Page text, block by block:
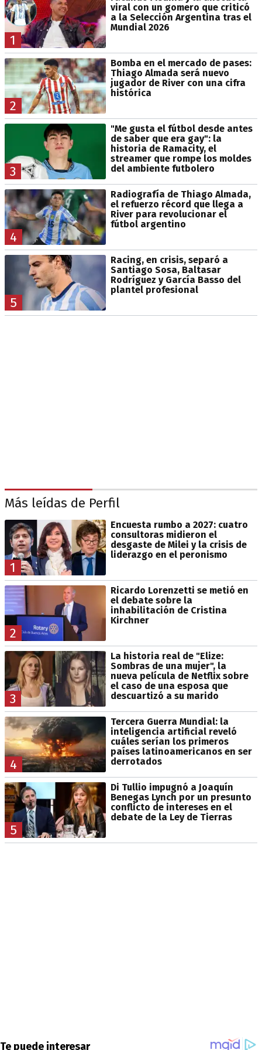
1
viral con un gomero que criticó
a la Selección Argentina tras el
Mundial 2026
2
Bomba en el mercado de pases:
Thiago Almada será nuevo
jugador de River con una cifra
histórica
3
"Me gusta el fútbol desde antes
de saber que era gay": la
historia de Ramacity, el
streamer que rompe los moldes
del ambiente futbolero
4
Radiografía de Thiago Almada,
el refuerzo récord que llega a
River para revolucionar el
fútbol argentino
5
Racing, en crisis, separó a
Santiago Sosa, Baltasar
Rodríguez y García Basso del
plantel profesional
Más leídas de Perfil
1
Encuesta rumbo a 2027: cuatro
consultoras midieron el
desgaste de Milei y la crisis de
liderazgo en el peronismo
2
Ricardo Lorenzetti se metió en
el debate sobre la
inhabilitación de Cristina
Kirchner
3
La historia real de "Elize:
Sombras de una mujer", la
nueva película de Netflix sobre
el caso de una esposa que
descuartizó a su marido
4
Tercera Guerra Mundial: la
inteligencia artificial reveló
cuáles serían los primeros
países latinoamericanos en ser
derrotados
5
Di Tullio impugnó a Joaquín
Benegas Lynch por un presunto
conflicto de intereses en el
debate de la Ley de Tierras